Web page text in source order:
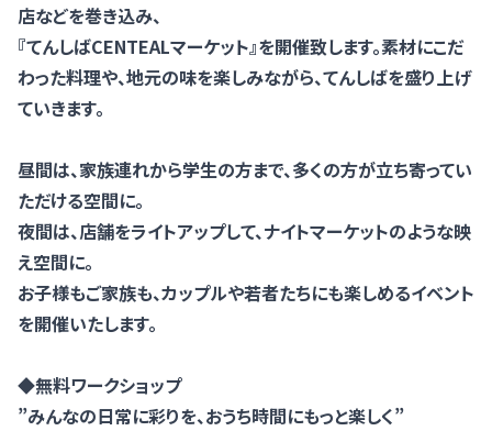
店などを巻き込み、
『てんしばCENTEALマーケット』を開催致します。素材にこだ
わった料理や、地元の味を楽しみながら、てんしばを盛り上げ
ていきます。
昼間は、家族連れから学生の方まで、多くの方が立ち寄ってい
ただける空間に。
夜間は、店舗をライトアップして、ナイトマーケットのような映
え空間に。
お子様もご家族も、カップルや若者たちにも楽しめるイベント
を開催いたします。
◆無料ワークショップ
”みんなの日常に彩りを、おうち時間にもっと楽しく”